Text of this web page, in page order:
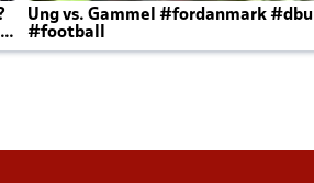
Ung vs. Gammel #fordanmark #dbu
#football